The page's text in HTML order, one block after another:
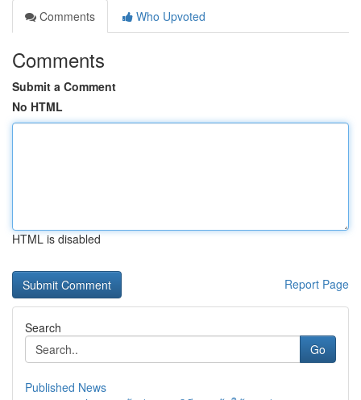
Comments
Who Upvoted
Comments
Submit a Comment
No HTML
HTML is disabled
Report Page
Search
Go
Published News